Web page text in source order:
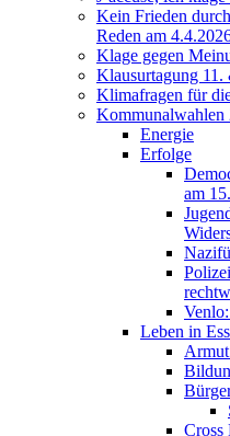
Kein Frieden
Reden am
Klage gegen
Klausurtagung 11.
Klimafragen für
Kommunalwahlen
Energie
Erfolge
am
Leben in
Cross